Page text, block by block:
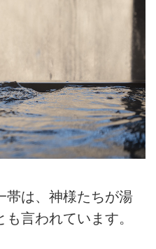
帯は、神様たちが湯
言われています。